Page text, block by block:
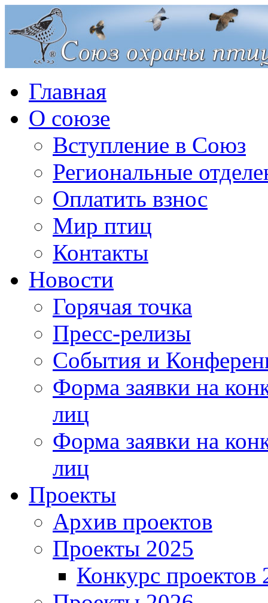
Главная
О союзе
Вступление в Союз
Региональные
Оплатить взнос
Мир птиц
Контакты
Новости
Горячая точка
Пресс-релизы
События и
Форма заявки на
лиц
Форма заявки на
лиц
Проекты
Архив проектов
Проекты 2025
Конкурс проектов